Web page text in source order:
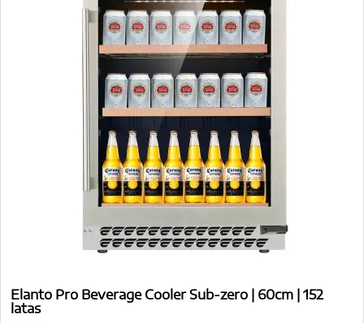
Elanto Pro Beverage Cooler Sub-zero | 60cm | 152
latas